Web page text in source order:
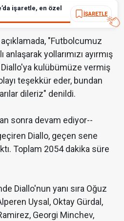
işaretle, en özel
İŞARETLE
"Futbolcumuz
anlaşarak yollarımızı ayırmış
kulübümüze vermiş
teşekkür eder, bundan
dileriz" denildi.
sonra devam ediyor--
Diallo, geçen sene
Toplam 2054 dakika süre
Diallo'nun yanı sıra Oğuz
Uysal, Oktay Gürdal,
Georgi Minchev,